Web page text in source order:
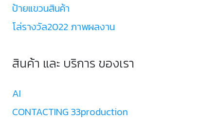
ป้ายแขวนสินค้า
โล่รางวัล2022 ภาพผลงาน
สินค้า และ บริการ ของเรา
AI
CONTACTING 33production